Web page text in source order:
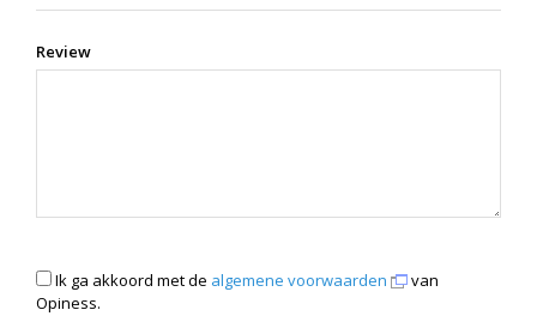
Review
Ik ga akkoord met de algemene voorwaarden
van
Opiness.